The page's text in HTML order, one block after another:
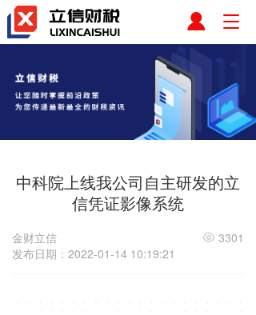
T
g
l
e
n
a
g
o
中科院上线我公司自主研发的立
信凭证影像系统
金财立信
发布日期：2022-01-14 10:19:21
3301